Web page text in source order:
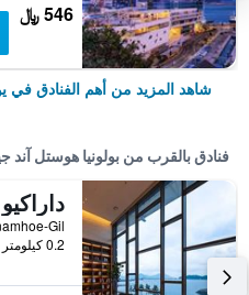
546 ﷼
شاهد المزيد من أهم الفنادق في
فنادق بالقرب من بولونيا هوستل
0.2 كيلومتر عن وسط المدينة